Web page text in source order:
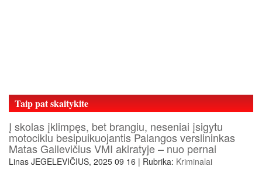
Taip pat skaitykite
Į skolas įklimpęs, bet brangiu, neseniai įsigytu
motociklu besipuikuojantis Palangos verslininkas
Matas Gailevičius VMI akiratyje – nuo pernai
Linas JEGELEVIČIUS, 2025 09 16 | Rubrika: Kriminalai